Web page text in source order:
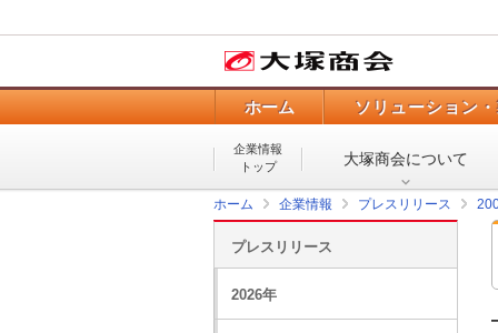
ホーム ソリューション
企業情報
トップ
大塚商会について
ホーム 企業情報 プレスリリース
プレスリリース
2026年